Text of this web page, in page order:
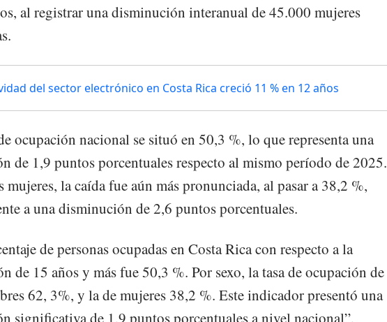
al registrar una disminución interanual de 45.000 mujeres
del sector electrónico en Costa Rica creció 11 % en 12 años
ocupación nacional se situó en 50,3 %, lo que representa una
de 1,9 puntos porcentuales respecto al mismo período de 2025.
mujeres, la caída fue aún más pronunciada, al pasar a 38,2 %,
a una disminución de 2,6 puntos porcentuales.
de personas ocupadas en Costa Rica con respecto a la
de 15 años y más fue 50,3 %. Por sexo, la tasa de ocupación de
62, 3%, y la de mujeres 38,2 %. Este indicador presentó una
significativa de 1,9 puntos porcentuales a nivel nacional”,